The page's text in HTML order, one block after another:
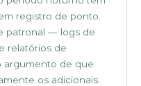
registro de ponto.
patronal — logs de
relatórios de
argumento de que
os adicionais.